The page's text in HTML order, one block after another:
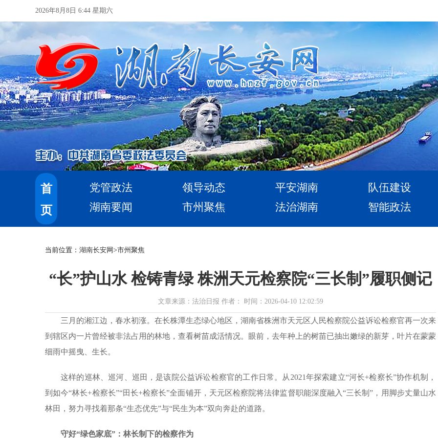
2026年8月8日 6:44 星期六
首
页
党管政法 领导动态 平安湖南
队伍建设
湖南要闻
市州聚焦 法治湖南 智能政法
当前位置： 湖南长安网 >市州聚焦
“长”护山水 检铸青绿 株洲天元检察院“三长制”履职侧记
文章来源：法治日报 作者： 时间：2026-04-10 12:02:59
三月的湘江边，春水初涨。在长株潭生态绿心地区，湖南省株洲市天元区人民检察院公益诉讼检察官再一次来
到辖区内一片曾经被非法占用的林地，查看树苗成活情况。眼前，去年种上的树苗已抽出嫩绿的新芽，叶片在蒙蒙
细雨中摇曳、生长。
这样的巡林、巡河、巡田，是该院公益诉讼检察官的工作日常。从2021年探索建立“河长+检察长”协作机制，
到如今“林长+检察长”“田长+检察长”全面铺开，天元区检察院将法律监督职能深度融入“三长制”，用脚步丈量山水
林田，努力寻找着那条“生态优先”与“民生为本”双向奔赴的道路。
守好“绿色家底”：林长制下的检察作为